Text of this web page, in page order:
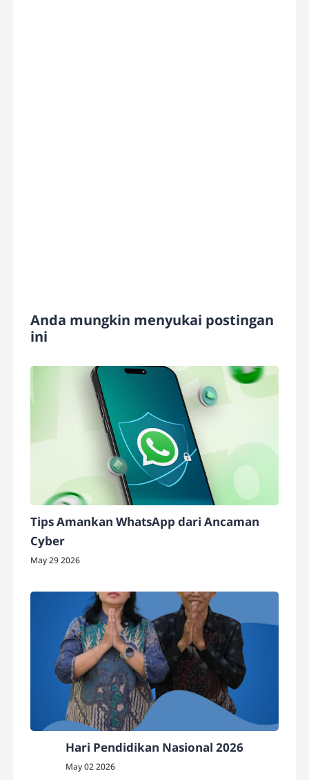
Anda mungkin menyukai postingan
ini
Tips Amankan WhatsApp dari Ancaman
Cyber
May 29 2026
Hari Pendidikan Nasional 2026
May 02 2026